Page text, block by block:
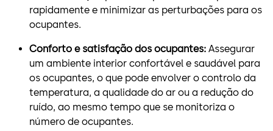
rapidamente e minimizar as perturbações para os
ocupantes.
Conforto e satisfação dos ocupantes: Assegurar
um ambiente interior confortável e saudável para
os ocupantes, o que pode envolver o controlo da
temperatura, a qualidade do ar ou a redução do
ruído, ao mesmo tempo que se monitoriza o
número de ocupantes.